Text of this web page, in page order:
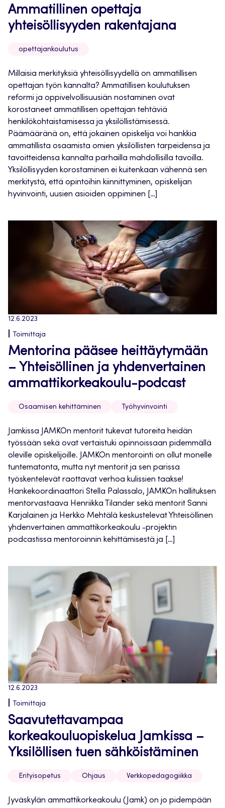
Ammatillinen opettaja
yhteisöllisyyden rakentajana
opettajankoulutus
Millaisia merkityksiä yhteisöllisyydellä on ammatillisen
opettajan työn kannalta? Ammatillisen koulutuksen
reformi ja oppivelvollisuusiän nostaminen ovat
korostaneet ammatillisen opettajan tehtäviä
henkilökohtaistamisessa ja yksilöllistämisessä.
Päämääränä on, että jokainen opiskelija voi hankkia
ammatillista osaamista omien yksilöllisten tarpeidensa ja
tavoitteidensa kannalta parhailla mahdollisilla tavoilla.
Yksilöllisyyden korostaminen ei kuitenkaan vähennä sen
merkitystä, että opintoihin kiinnittyminen, opiskelijan
hyvinvointi, uusien asioiden oppiminen […]
12.6.2023
Toimittaja
Mentorina pääsee heittäytymään
– Yhteisöllinen ja yhdenvertainen
ammattikorkeakoulu-podcast
Osaamisen kehittäminen Työhyvinvointi
Jamkissa JAMKOn mentorit tukevat tutoreita heidän
työssään sekä ovat vertaistuki opinnoissaan pidemmällä
oleville opiskelijoille. JAMKOn mentorointi on ollut monelle
tuntematonta, mutta nyt mentorit ja sen parissa
työskentelevät raottavat verhoa kulissien taakse!
Hankekoordinaattori Stella Palassalo, JAMKOn hallituksen
mentorvastaava Henriikka Tilander sekä mentorit Sanni
Karjalainen ja Herkko Mehtälä keskustelevat Yhteisöllinen
yhdenvertainen ammattikorkeakoulu -projektin
podcastissa mentoroinnin kehittämisestä ja […]
12.6.2023
Toimittaja
Saavutettavampaa
korkeakouluopiskelua Jamkissa –
Yksilöllisen tuen sähköistäminen
Erityisopetus Ohjaus Verkkopedagogiikka
Jyväskylän ammattikorkeakoulu (Jamk) on jo pidempään